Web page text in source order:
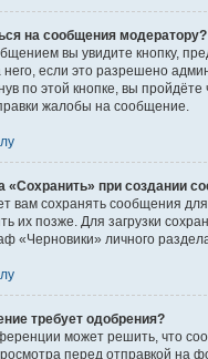
на сообщения модератору?
вы увидите кнопку,
если это разрешено
по этой кнопке, вы пройдёте
жалобы на сообщение.
«Сохранить» при создании
вам сохранять сообщения
их позже. Для загрузки
«Черновики» личного
требует одобрения?
может решить, что
перед отправкой на